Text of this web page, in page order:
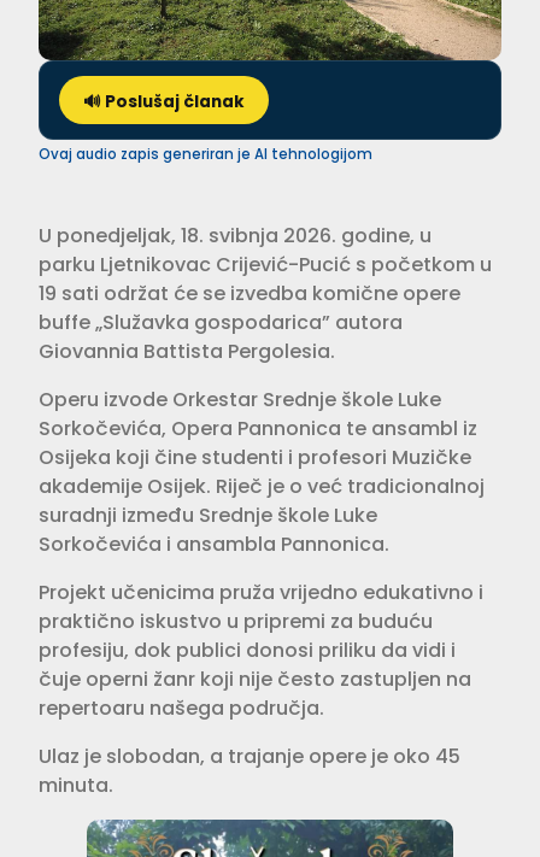
🔊 Poslušaj članak
Ovaj audio zapis generiran je AI tehnologijom
U ponedjeljak, 18. svibnja 2026. godine, u
parku Ljetnikovac Crijević-Pucić s početkom u
19 sati održat će se izvedba komične opere
buffe „Služavka gospodarica” autora
Giovannia Battista Pergolesia.
Operu izvode Orkestar Srednje škole Luke
Sorkočevića, Opera Pannonica te ansambl iz
Osijeka koji čine studenti i profesori Muzičke
akademije Osijek. Riječ je o već tradicionalnoj
suradnji između Srednje škole Luke
Sorkočevića i ansambla Pannonica.
Projekt učenicima pruža vrijedno edukativno i
praktično iskustvo u pripremi za buduću
profesiju, dok publici donosi priliku da vidi i
čuje operni žanr koji nije često zastupljen na
repertoaru našega područja.
Ulaz je slobodan, a trajanje opere je oko 45
minuta.